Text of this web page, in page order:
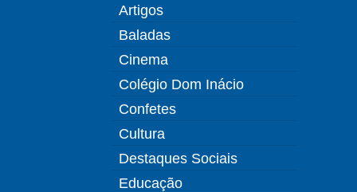
Artigos
Baladas
Cinema
Colégio Dom Inácio
Confetes
Cultura
Destaques Sociais
Educação